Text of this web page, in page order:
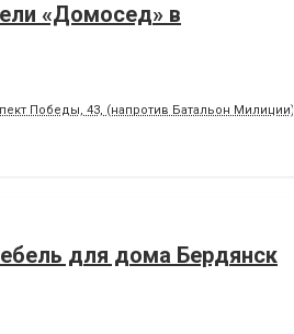
«Домосед» в
Победы, 43, (напротив Батальон Милиции)
для дома Бердянск